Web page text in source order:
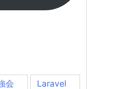
会 Laravel